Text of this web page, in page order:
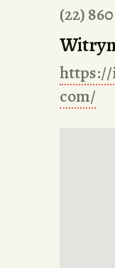
(22)
com/